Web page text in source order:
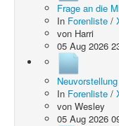
Frage an die
In Forenliste /
von Harri
05 Aug 2026
In Forenliste /
von Wesley
05 Aug 2026